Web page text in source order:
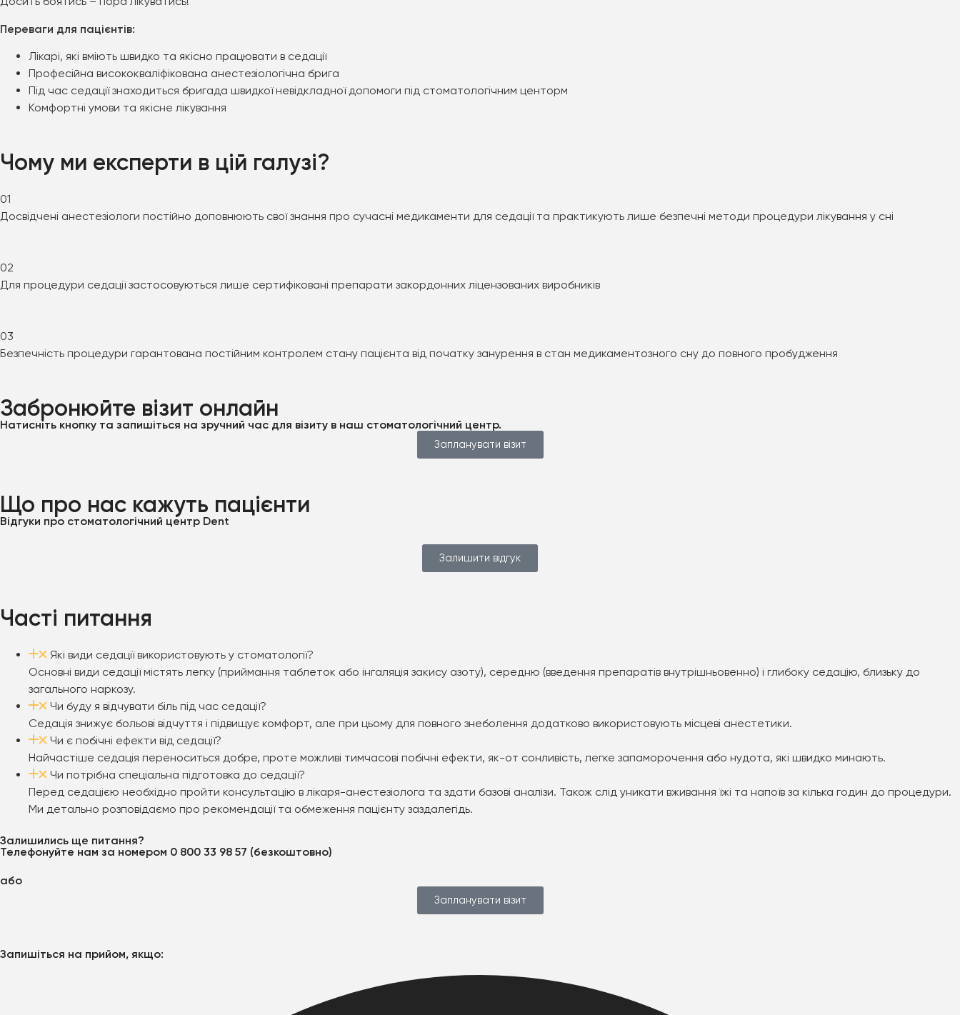
Переваги для пацієнтів:
Лікарі, які вміють швидко та якісно працювати в седації
Професійна висококваліфікована анестезіологічна брига
Під час седації знаходиться бригада швидкої невідкладної допомоги під стоматологічним центорм
Комфортні умови та якісне лікування
Чому ми експерти в цій галузі?
01
Досвідчені анестезіологи постійно доповнюють свої знання про сучасні медикаменти для седації та практикують лише безпечні методи процедури лікування у сні
02
Для процедури седації застосовуються лише сертифіковані препарати закордонних ліцензованих виробників
03
Безпечність процедури гарантована постійним контролем стану пацієнта від початку занурення в стан медикаментозного сну до повного пробудження
Забронюйте візит онлайн
Натисніть кнопку та запишіться на зручний час для візиту в наш стоматологічний центр.
Запланувати візит
Що про нас кажуть пацієнти
Відгуки про стоматологічний центр Dent
Залишити відгук
Часті питання
Які види седації використовують у стоматології?
Основні види седації містять легку (приймання таблеток або інгаляція закису азоту), середню (введення препаратів внутрішньовенно) і глибоку седацію, близьку до
загального наркозу.
Чи буду я відчувати біль під час седації?
Седація знижує больові відчуття і підвищує комфорт, але при цьому для повного знеболення додатково використовують місцеві анестетики.
Чи є побічні ефекти від седації?
Найчастіше седація переноситься добре, проте можливі тимчасові побічні ефекти, як-от сонливість, легке запаморочення або нудота, які швидко минають.
Чи потрібна спеціальна підготовка до седації?
Перед седацією необхідно пройти консультацію в лікаря-анестезіолога та здати базові аналізи. Також слід уникати вживання їжі та напоїв за кілька годин до процедури.
Ми детально розповідаємо про рекомендації та обмеження пацієнту заздалегідь.
Залишились ще питання?
Телефонуйте нам за номером 0 800 33 98 57 (безкоштовно)
або
Запланувати візит
Запишіться на прийом, якщо: